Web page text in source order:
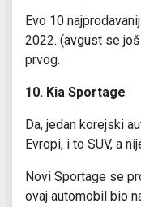
Evo 10
2022. (avgust se
prvog.
10. Kia Sportage
Da, jedan korejski
Evropi, i to SUV, a
Novi Sportage se
ovaj automobil bio